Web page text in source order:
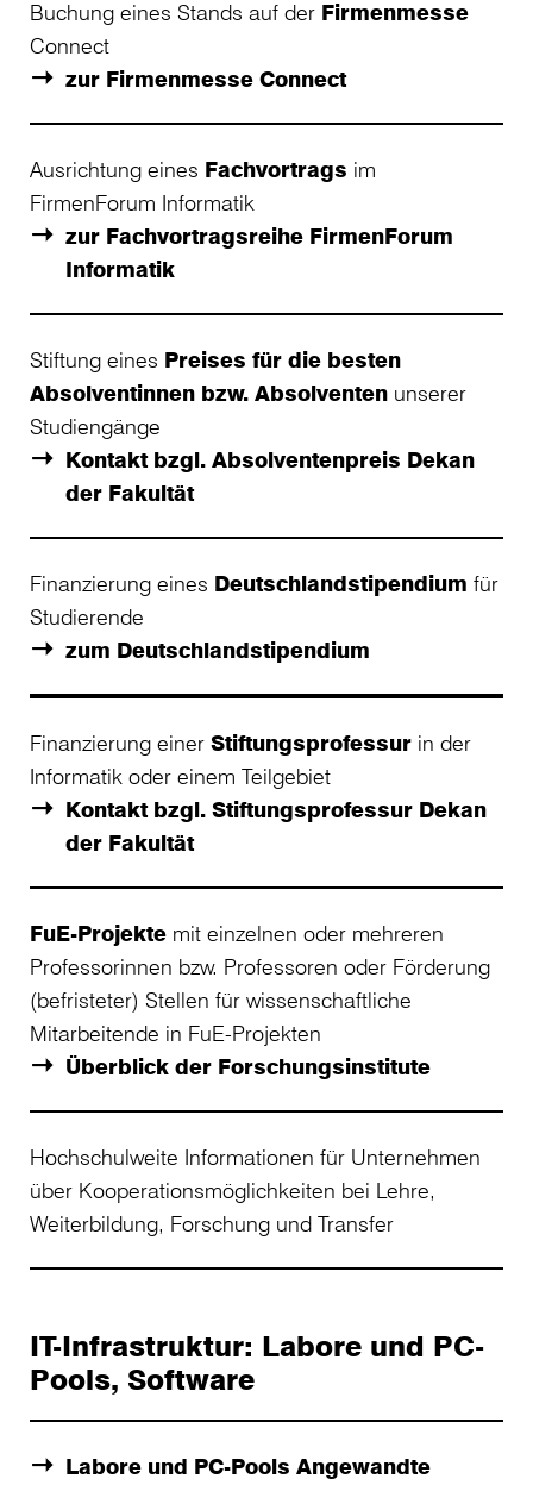
Buchung eines Stands auf der Firmenmesse
Connect
zur Firmenmesse Connect
Ausrichtung eines Fachvortrags im
FirmenForum Informatik
zur Fachvortragsreihe FirmenForum
Informatik
Stiftung eines Preises für die besten
Absolventinnen bzw. Absolventen unserer
Studiengänge
Kontakt bzgl. Absolventenpreis Dekan
der Fakultät
Finanzierung eines Deutschlandstipendium für
Studierende
zum Deutschlandstipendium
Finanzierung einer Stiftungsprofessur in der
Informatik oder einem Teilgebiet
Kontakt bzgl. Stiftungsprofessur Dekan
der Fakultät
FuE-Projekte mit einzelnen oder mehreren
Professorinnen bzw. Professoren oder Förderung
(befristeter) Stellen für wissenschaftliche
Mitarbeitende in FuE-Projekten
Überblick der Forschungsinstitute
Hochschulweite Informationen für Unternehmen
über Kooperationsmöglichkeiten bei Lehre,
Weiterbildung, Forschung und Transfer
IT-Infrastruktur: Labore und PC-
Pools, Software
Labore und PC-Pools Angewandte